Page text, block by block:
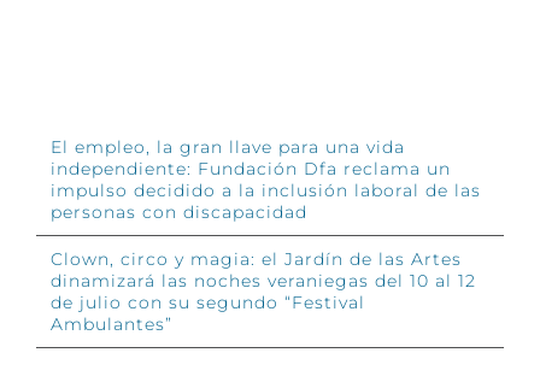
El empleo, la gran llave para una vida
independiente: Fundación Dfa reclama un
impulso decidido a la inclusión laboral de las
personas con discapacidad
Clown, circo y magia: el Jardín de las Artes
dinamizará las noches veraniegas del 10 al 12
de julio con su segundo “Festival
Ambulantes”